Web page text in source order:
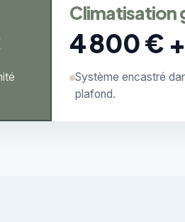
Climatisation
4 800 € +
Système encastré
plafond.